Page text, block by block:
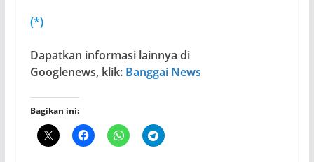
(*)
Dapatkan informasi lainnya di
Googlenews, klik: Banggai News
Bagikan ini: